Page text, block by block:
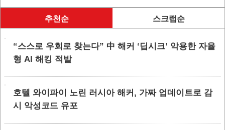
추천순 스크랩순
“스스로 우회로 찾는다” 中 해커 ‘딥시크’ 악용한 자율
형 AI 해킹 적발
호텔 와이파이 노린 러시아 해커, 가짜 업데이트로 감
시 악성코드 유포